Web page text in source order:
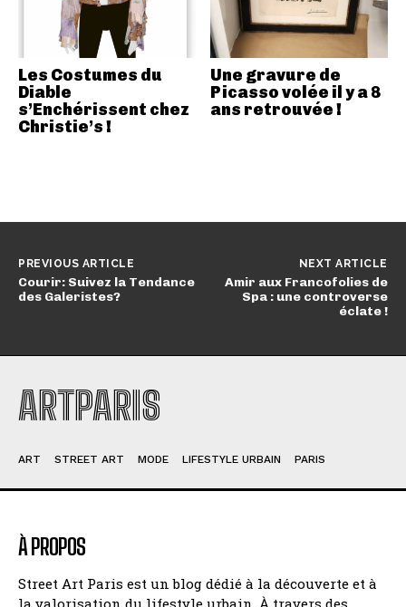
Les Costumes du
Diable
s’Enchérissent chez
Christie’s !
Une gravure de
Picasso volée il y a 8
ans retrouvée !
PREVIOUS ARTICLE
Courir: Suivez la Tendance
des Galeristes?
NEXT ARTICLE
Amir aux Francofolies de
Spa : une controverse
éclate !
ARTPARIS
ART STREET ART MODE LIFESTYLE URBAIN PARIS
À PROPOS
Street Art Paris est un blog dédié à la découverte et à
la valorisation du lifestyle urbain. À travers des